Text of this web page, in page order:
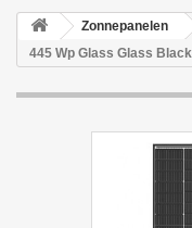
Zonnepanelen
445 Wp Glass Glass